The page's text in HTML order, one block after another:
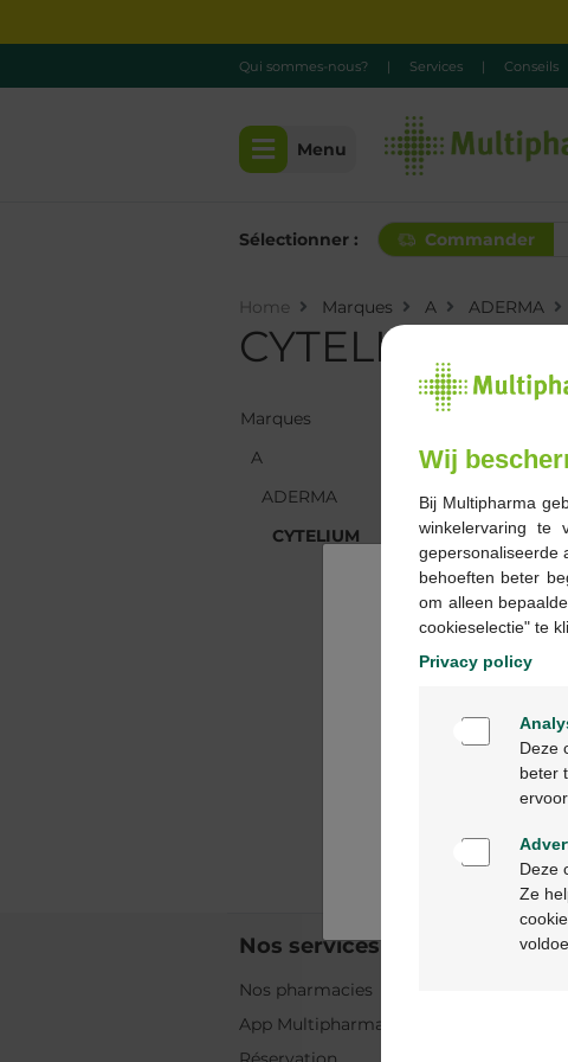
Qui sommes-nous? | Services | Conseils
Menu
Sélectionner : Commander
Home Marques A ADERMA
CYTELIUM
Marques
A
ADERMA
CYTELIUM CYTELIUM
Nos services
Nos pharmacies
App Multipharma
Wij
Bij Multipharma
winkelervaring te
gepersonaliseerde
behoeften beter
om alleen
cookieselectie" te
Privacy policy
Deze
beter
Deze
Ze